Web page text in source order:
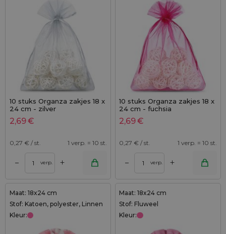
10 stuks Organza zakjes 18 x
24 cm - zilver
2,69€
0,27 € / st. 1 verp. = 10 st.
– verp. +
10 stuks Organza zakjes 18 x
24 cm - fuchsia
2,69€
0,27 € / st. 1 verp. = 10 st.
– verp. +
Maat: 18x24 cm
Stof: Katoen, polyester, Linnen
Kleur:
Maat: 18x24 cm
Stof: Fluweel
Kleur: